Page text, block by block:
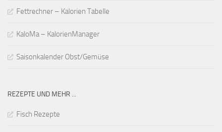
Fettrechner – Kalorien Tabelle
KaloMa – KalorienManager
Saisonkalender Obst/Gemüse
REZEPTE UND MEHR ...
Fisch Rezepte